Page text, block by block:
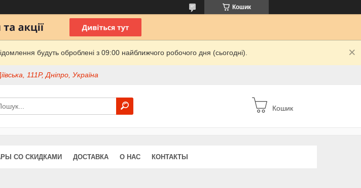
Кошик
будуть оброблені з 09:00 найближчого робочого дня (сьогодні).
111Р, Дніпро, Україна
Кошик
СО СКИДКАМИ ДОСТАВКА О НАС КОНТАКТЫ